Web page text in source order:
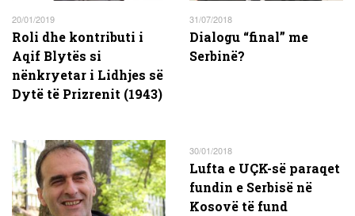
20/01/2019
Roli dhe kontributi i
Aqif Blytës si
nënkryetar i Lidhjes së
Dytë të Prizrenit (1943)
31/07/2018
Dialogu “final” me
Serbinë?
30/01/2018
Lufta e UÇK-së paraqet
fundin e Serbisë në
Kosovë të fund